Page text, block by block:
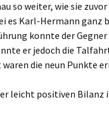
so weiter, wie sie
es Karl-Hermann ganz
konnte der Gegner
er jedoch die
die neun Punkte
leicht positiven Bilanz